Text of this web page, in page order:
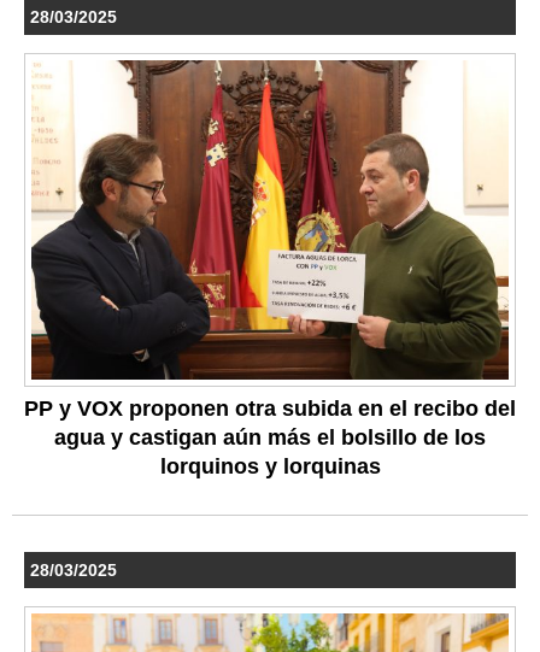
28/03/2025
PP y VOX proponen otra subida en el recibo del
agua y castigan aún más el bolsillo de los
lorquinos y lorquinas
28/03/2025